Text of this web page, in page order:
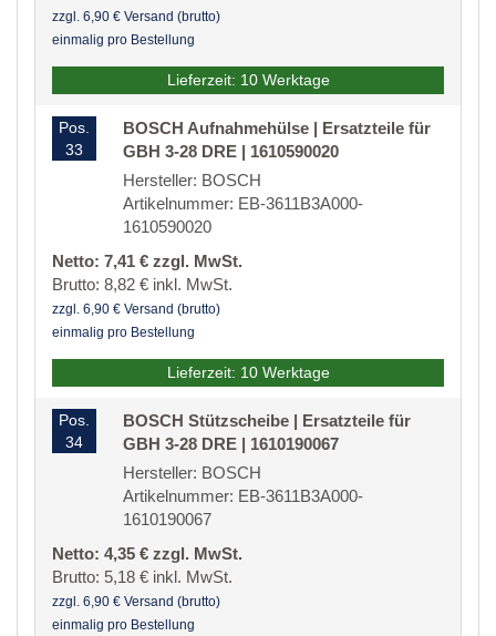
zzgl. 6,90 € Versand (brutto)
einmalig pro Bestellung
Lieferzeit: 10 Werktage
Pos.
33
BOSCH Aufnahmehülse | Ersatzteile für
GBH 3-28 DRE | 1610590020
Hersteller: BOSCH
Artikelnummer: EB-3611B3A000-
1610590020
Netto: 7,41 € zzgl. MwSt.
Brutto: 8,82 € inkl. MwSt.
zzgl. 6,90 € Versand (brutto)
einmalig pro Bestellung
Lieferzeit: 10 Werktage
Pos.
34
BOSCH Stützscheibe | Ersatzteile für
GBH 3-28 DRE | 1610190067
Hersteller: BOSCH
Artikelnummer: EB-3611B3A000-
1610190067
Netto: 4,35 € zzgl. MwSt.
Brutto: 5,18 € inkl. MwSt.
zzgl. 6,90 € Versand (brutto)
einmalig pro Bestellung